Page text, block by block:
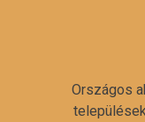
Országos